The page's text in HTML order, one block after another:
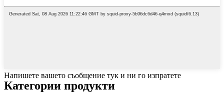
Напишете вашето съобщение тук и ни го изпратете
Категории продукти